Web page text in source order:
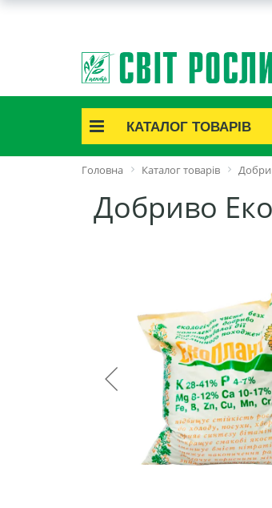
КАТАЛОГ ТОВАРІВ
Акційні товари
Cаджанці троянд
Саджанці плодово-ягідні
Саджанці декоративні
Засоби захисту рослин
Для кімнатних рослин
Для ландшафтного дизайну
Інструменти та інвентар
Виноробство
Головна Каталог товарів
Добриво